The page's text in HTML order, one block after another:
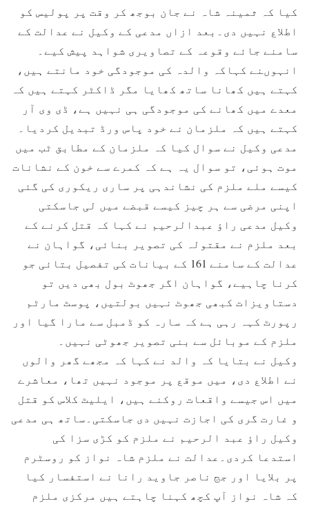
کیا کہ ثمینہ شاہ نے جان بوجھ کر وقت پر پولیس کو
اطلاع نہیں دی۔بعد ازاں مدعی کے وکیل نے عدالت کے
سامنے جائے وقوعہ کے تصاویری شواہد پیش کیے۔
انہوںنے کہاکہ والدہ کی موجودگی خود مانتے ہیں،
کہتے ہیں کھانا ساتھ کھایا مگر ڈاکٹر کہتے ہیں کہ
معدے میں کھانے کی موجودگی ہی نہیں ہے، ڈی وی آر
کہتے ہیں کہ ملزمان نے خود پاس ورڈ تبدیل کردیا۔
مدعی وکیل نے سوال کیا کہ ملزمان کے مطابق ٹب میں
موت ہوئی، تو سوال یہ ہے کہ کمرے سے خون کے نشانات
کیسے ملے ملزم کی نشاندہی پر ساری ریکوری کی گئی
اپنی مرضی سے ہر چیز کیسے قبضے میں لی جاسکتی
وکیل مدعی راؤ عبدالرحیم نے کہا کہ قتل کرنے کے
بعد ملزم نے مقتولہ کی تصویر بنائی، گواہان نے
عدالت کے سامنے 161 کے بیانات کی تفصیل بتائی جو
کرنا چاہیے، گواہان اگر جھوٹ بول بھی دیں تو
دستاویزات کبھی جھوٹ نہیں بولتیں، پوسٹ مارٹم
رپورٹ کہہ رہی ہے کہ سارہ کو ڈمبل سے مارا گیا اور
ملزم کے موبائل سے بنی تصویر جھوٹی نہیں۔
وکیل نے بتایا کہ والد نے کہا کہ مجھے گھر والوں
نے اطلاع دی، میں موقع پر موجود نہیں تھا، معاشرے
میں اس جیسے واقعات روکنے ہیں، ایلیٹ کلاس کو قتل
و غارت گری کی اجازت نہیں دی جاسکتی۔ساتھ ہی مدعی
وکیل راؤ عبد الرحیم نے ملزم کو کڑی سزا کی
استدعا کردی۔عدالت نے ملزم شاہ نواز کو روسٹرم
پر بلایا اور جج ناصر جاوید رانا نے استفسار کیا
کہ شاہ نواز آپ کچھ کہنا چاہتے ہیں مرکزی ملزم